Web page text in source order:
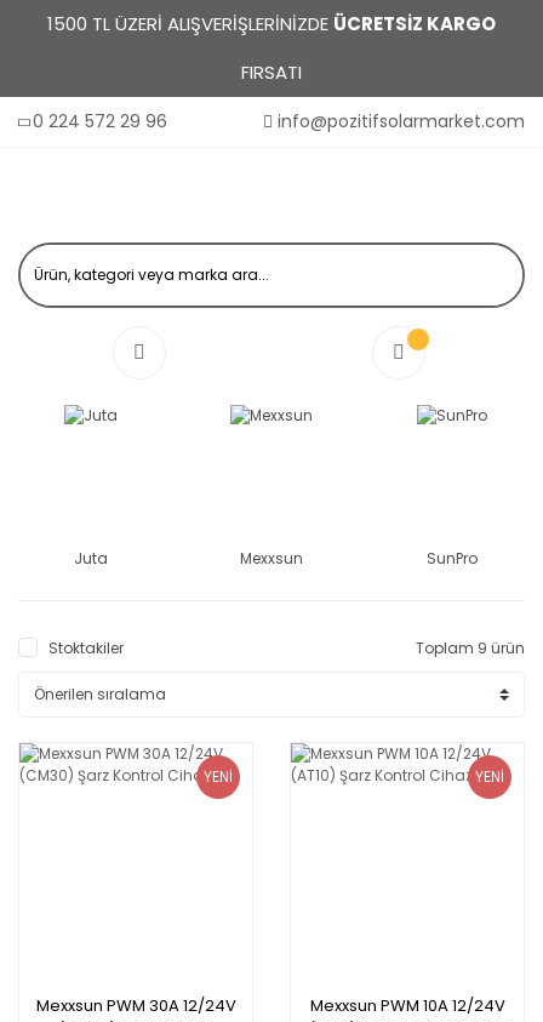
1500 TL ÜZERİ ALIŞVERİŞLERİNİZDE ÜCRETSİZ KARGO
FIRSATI
0 224 572 29 96 info@pozitifsolarmarket.com
Juta Mexxsun SunPro
Stoktakiler Toplam 9 ürün
YENİ
Mexxsun PWM 30A 12/24V
YENİ
Mexxsun PWM 10A 12/24V